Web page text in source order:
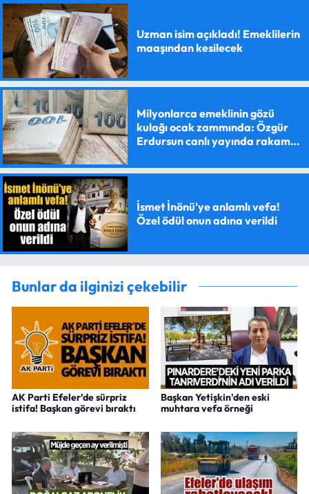
Uzman isim açıkladı! Emeklilerin
maaşından kesilecek
Milyonlarca emeklinin gözü
kulağı ocak zammında: Özgür
Erdursun canlı yayında rakam
İsmet İnönü'ye anlamlı vefa!
Özel ödül onun adına verildi
Bunlar da ilginizi çekebilir
AK Parti Efeler’de sürpriz
istifa! Başkan görevi bıraktı
Başkan Yetişkin'den eski
muhtara vefa örneği